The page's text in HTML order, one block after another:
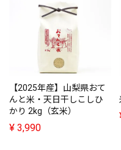
【2025年産】山梨県おて
んと米・天日干しこしひ
かり 2kg（玄米）
¥ 3,990